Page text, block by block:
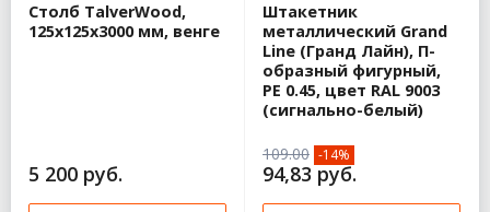
Столб TalverWood,
125x125x3000 мм, венге
5 200 руб.
Штакетник
металлический Grand
Line (Гранд Лайн), П-
образный фигурный,
PE 0.45, цвет RAL 9003
(сигнально-белый)
109.00 -14%
94,83 руб.